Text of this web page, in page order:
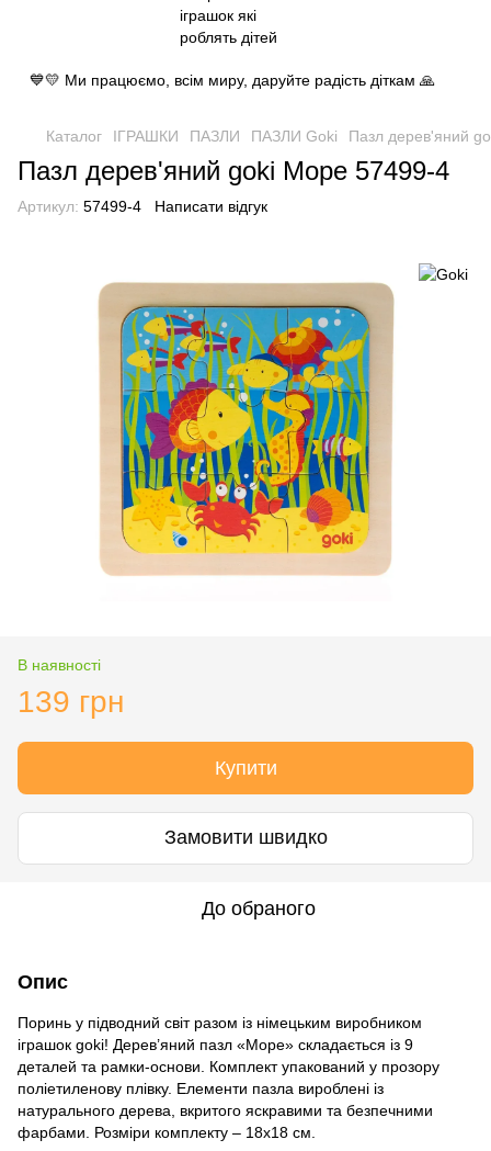
💙💛 Ми працюємо, всім миру, даруйте радість діткам 🙏
Каталог ІГРАШКИ ПАЗЛИ ПАЗЛИ Goki Пазл дерев'яний
Пазл дерев'яний goki Море 57499-4
Артикул: 57499-4 Написати відгук
В наявності
139 грн
Купити
Замовити швидко
До обраного
Опис
Поринь у підводний світ разом із німецьким виробником
іграшок goki! Дерев’яний пазл «Море» складається із 9
деталей та рамки-основи. Комплект упакований у прозору
поліетиленову плівку. Елементи пазла вироблені із
натурального дерева, вкритого яскравими та безпечними
фарбами. Розміри комплекту – 18х18 см.